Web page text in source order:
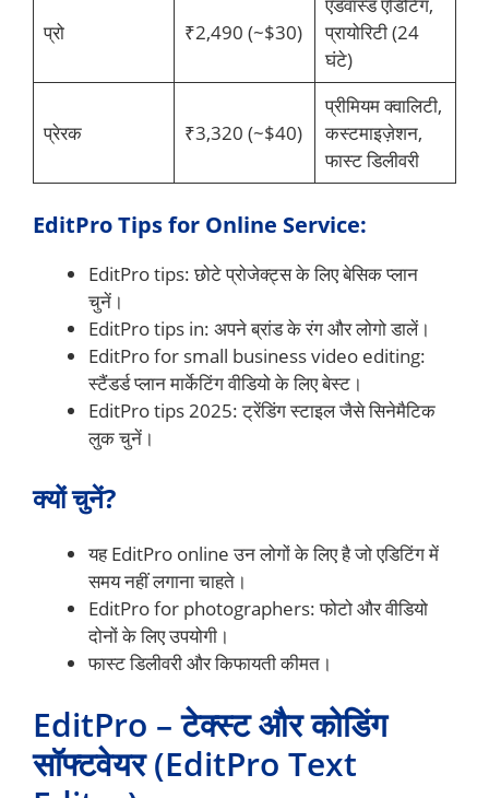
प्रो ₹2,490 (~$30)
एडवांस्ड एडिटिंग,
प्रायोरिटी (24
घंटे)
प्रेरक ₹3,320 (~$40)
प्रीमियम क्वालिटी,
कस्टमाइज़ेशन,
फास्ट डिलीवरी
EditPro Tips for Online Service:
EditPro tips: छोटे प्रोजेक्ट्स के लिए बेसिक प्लान
चुनें।
EditPro tips in: अपने ब्रांड के रंग और लोगो डालें।
EditPro for small business video editing:
स्टैंडर्ड प्लान मार्केटिंग वीडियो के लिए बेस्ट।
EditPro tips 2025: ट्रेंडिंग स्टाइल जैसे सिनेमैटिक
लुक चुनें।
क्यों चुनें?
यह EditPro online उन लोगों के लिए है जो एडिटिंग में
समय नहीं लगाना चाहते।
EditPro for photographers: फोटो और वीडियो
दोनों के लिए उपयोगी।
फास्ट डिलीवरी और किफायती कीमत।
EditPro – टेक्स्ट और कोडिंग
सॉफ्टवेयर (EditPro Text